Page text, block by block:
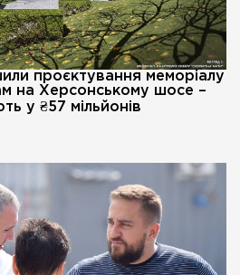
проєктування меморіалу
на Херсонському шосе –
у ₴57 мільйонів